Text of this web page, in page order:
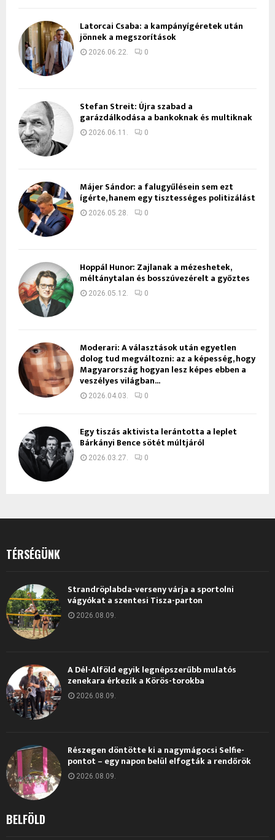
Latorcai Csaba: a kampányígéretek után
jönnek a megszorítások
2026.06.22. 0
Stefan Streit: Újra szabad a
garázdálkodása a bankoknak és multiknak
2026.06.11. 0
Májer Sándor: a falugyűlésein sem ezt
ígérte, hanem egy tisztességes politizálást
2026.05.28. 0
Hoppál Hunor: Zajlanak a mézeshetek,
méltánytalan és bosszúvezérelt a győztes
2026.05.12. 0
Moderari: A választások után egyetlen
dolog tud megváltozni: az a képesség, hogy
Magyarország hogyan lesz képes ebben a
veszélyes világban...
2026.04.03. 0
Egy tiszás aktivista lerántotta a leplet
Bárkányi Bence sötét múltjáról
2026.03.27. 0
TÉRSÉGÜNK
Strandröplabda-verseny várja a sportolni
vágyókat a szentesi Tisza-parton
2026.08.09.
A Dél-Alföld egyik legnépszerűbb mulatós
zenekara érkezik a Körös-torokba
2026.08.09.
Részegen döntötte ki a nagymágocsi Selfie-
pontot – egy napon belül elfogták a rendőrök
2026.08.09.
BELFÖLD